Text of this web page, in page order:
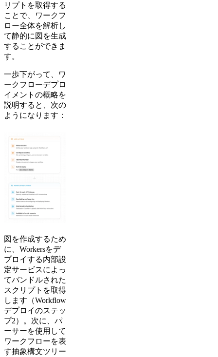
リプトを取得する
ことで、ワークフ
ロー全体を解析し
て静的に図を生成
することができま
す。
一歩下がって、ワ
ークフローデプロ
イメントの概略を
説明すると、次の
ようになります：
図を作成するため
に、Workersをデ
プロイする内部設
定サービスによっ
てバンドルされた
スクリプトを取得
します（Workflow
デプロイのステッ
プ2）。次に、パ
ーサーを使用して
ワークフローを表
す抽象構文ツリー